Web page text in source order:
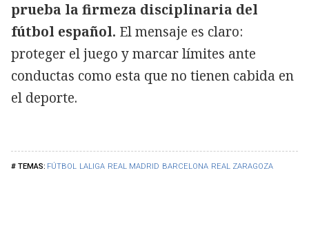
FÚTBOL LALIGA REAL MADRID BARCELONA REAL ZARAGOZA
prueba la firmeza disciplinaria del
fútbol español. El mensaje es claro:
proteger el juego y marcar límites ante
conductas como esta que no tienen cabida en
el deporte.